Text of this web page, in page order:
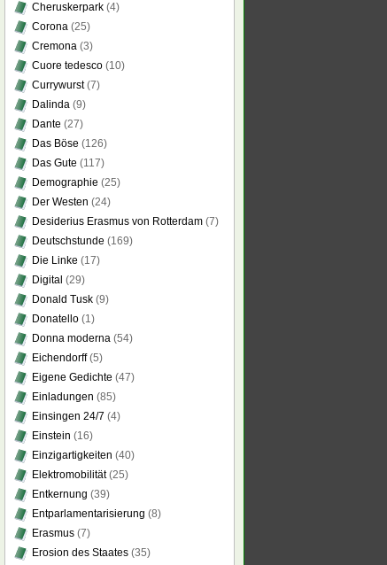
Cheruskerpark (4)
Corona (25)
Cremona (3)
Cuore tedesco (10)
Currywurst(7)
Dalinda (9)
Dante (27)
Das Böse (126)
Das Gute (117)
Demographie (25)
Der Westen (24)
Desiderius Erasmus von Rotterdam (7)
Deutschstunde (169)
Die Linke (17)
Digital (29)
Donald Tusk (9)
Donatello (1)
Donna moderna (54)
Eichendorff(5)
Eigene Gedichte (47)
Einladungen (85)
Einsingen 24/7 (4)
Einstein (16)
Einzigartigkeiten (40)
Elektromobilität(25)
Entkernung (39)
Entparlamentarisierung (8)
Erasmus (7)
Erosion des Staates (35)